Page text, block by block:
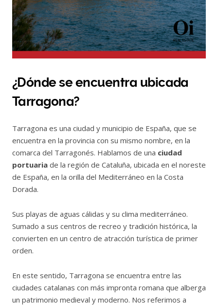
¿Dónde se encuentra ubicada
Tarragona?
Tarragona es una ciudad y municipio de España, que se
encuentra en la provincia con su mismo nombre, en la
comarca del Tarragonés. Hablamos de una ciudad
portuaria de la región de Cataluña, ubicada en el noreste
de España, en la orilla del Mediterráneo en la Costa
Dorada.
Sus playas de aguas cálidas y su clima mediterráneo.
Sumado a sus centros de recreo y tradición histórica, la
convierten en un centro de atracción turística de primer
orden.
En este sentido, Tarragona se encuentra entre las
ciudades catalanas con más impronta romana que alberga
un patrimonio medieval y moderno. Nos referimos a